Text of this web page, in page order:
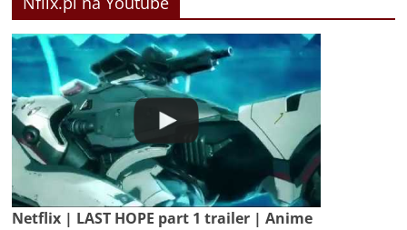
Netflix | LAST HOPE part 1 trailer | Anime